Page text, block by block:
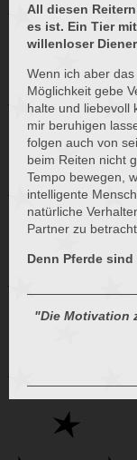
All diesen
es ist. Ein Tier
willenloser
Wenn ich aber
Möglichkeit gebe
halte und liebevoll
mir beruhigen
folgen auch von
beim Reiten nicht
Tempo bewegen,
intelligente
natürliche
Partner zu
Denn Pferde
"Die Motivation